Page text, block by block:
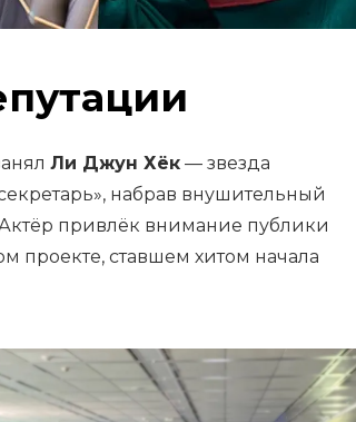
Ли Джун Хёк — звезда
набрав внушительный
привлёк внимание публики
проекте, ставшем хитом начала